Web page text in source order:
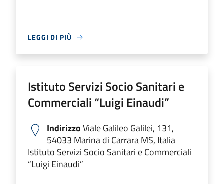
LEGGI DI PIÙ
Istituto Servizi Socio Sanitari e
Commerciali “Luigi Einaudi”
IndirizzoViale Galileo Galilei, 131,
54033 Marina di Carrara MS, Italia
Istituto Servizi Socio Sanitari e Commerciali
“Luigi Einaudi”